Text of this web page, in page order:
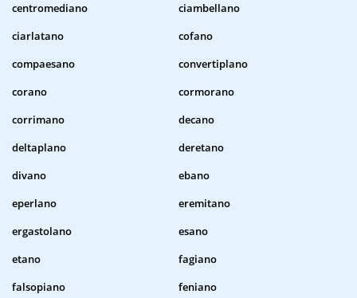
centromediano
ciambellano
ciarlatano
cofano
compaesano
convertiplano
corano
cormorano
corrimano
decano
deltaplano
deretano
divano
ebano
eperlano
eremitano
ergastolano
esano
etano
fagiano
falsopiano
feniano